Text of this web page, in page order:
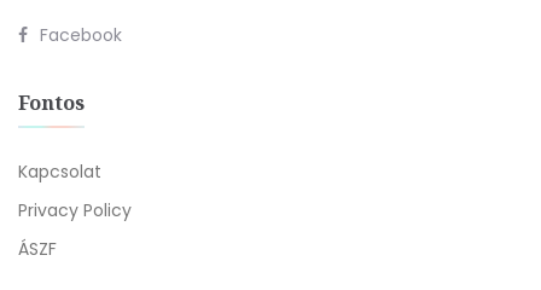
Facebook
Fontos
Kapcsolat
Privacy Policy
ÁSZF